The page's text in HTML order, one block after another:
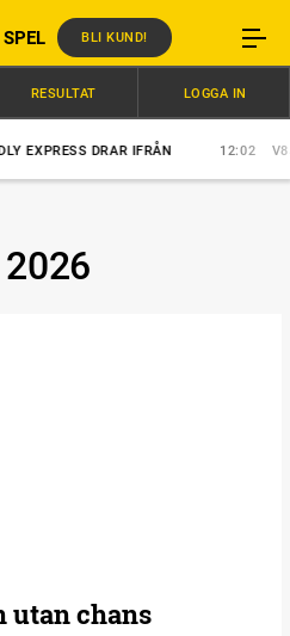
SPEL BLI KUND!
DRAR IFRÅN 12:02 V85:
RESULTAT LOGGA IN
2026
utan chans